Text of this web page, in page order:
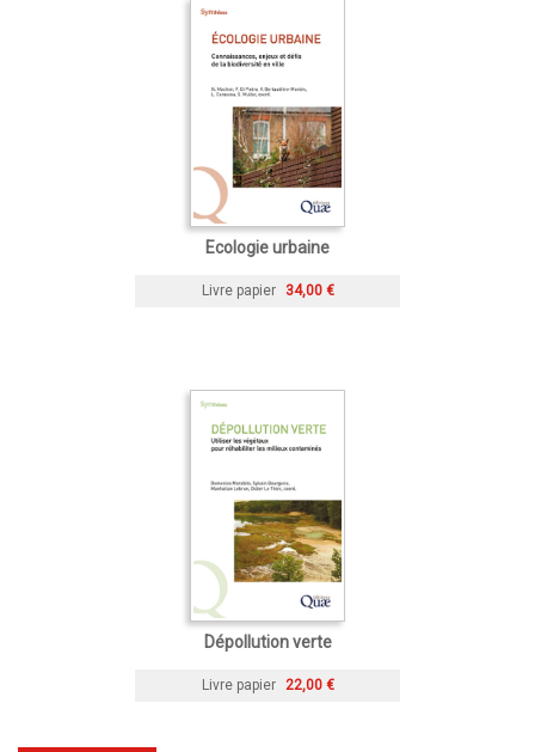
Ecologie urbaine
Livre papier 34,00 €
Dépollution verte
Livre papier 22,00 €